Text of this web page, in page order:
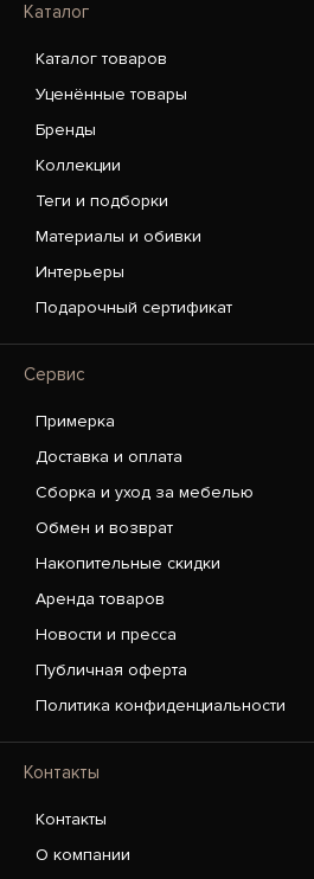
Каталог
Каталог товаров
Уценённые товары
Бренды
Коллекции
Теги и подборки
Материалы и обивки
Интерьеры
Подарочный сертификат
Сервис
Примерка
Доставка и оплата
Сборка и уход за мебелью
Обмен и возврат
Накопительные скидки
Аренда товаров
Новости и пресса
Публичная оферта
Политика конфиденциальности
Контакты
Контакты
О компании